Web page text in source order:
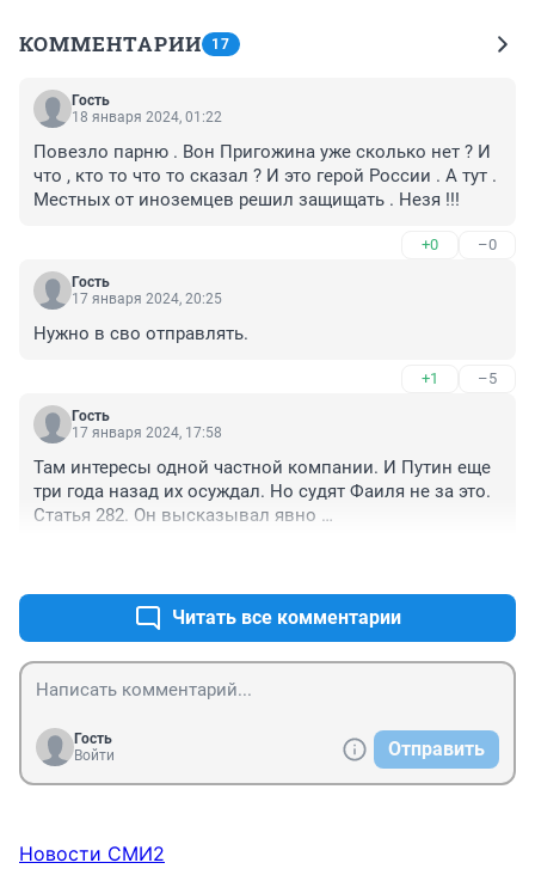
КОММЕНТАРИИ 17
Гость
18 января 2024, 01:22
Повезло парню . Вон Пригожина уже сколько нет ? И
что , кто то что то сказал ? И это герой России . А тут .
Местных от иноземцев решил защищать . Незя !!!
+0 –0
Гость
17 января 2024, 20:25
Нужно в сво отправлять.
+1 –5
Гость
17 января 2024, 17:58
Там интересы одной частной компании. И Путин еще
три года назад их осуждал. Но судят Фаиля не за это.
Статья 282. Он высказывал явно
Читать все комментарии
Гость
Войти
Отправить
Новости СМИ2